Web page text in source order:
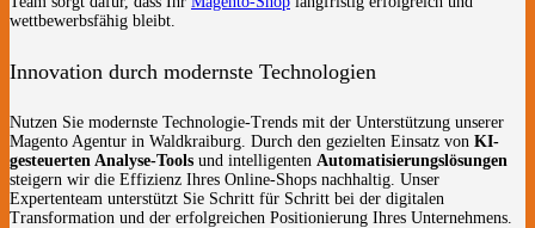
wettbewerbsfähig bleibt.
Innovation durch modernste Technologien
Nutzen Sie modernste Technologie-Trends mit der Unterstützung unserer
Magento Agentur in Waldkraiburg. Durch den gezielten Einsatz von KI-
gesteuerten Analyse-Tools und intelligenten Automatisierungslösungen
steigern wir die Effizienz Ihres Online-Shops nachhaltig. Unser
Expertenteam unterstützt Sie Schritt für Schritt bei der digitalen
Transformation und der erfolgreichen Positionierung Ihres Unternehmens.